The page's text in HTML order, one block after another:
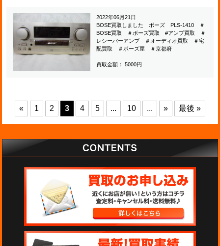
2022年06月21日
BOSE買取しました ボーズ PLS-1410 ＃
BOSE買取 ＃ボーズ買取 #アンプ買取 ＃
レシーバーアンプ ＃オーディオ買取 ＃宅
配買取 ＃ボーズ屋 ＃京都府
買取金額： 5000円
« 1 2 3 4 5 ... 10 ... » 最後 »